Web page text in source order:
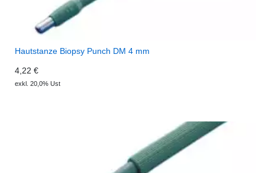
Hautstanze Biopsy Punch DM 4 mm
4,22 €
exkl. 20,0% Ust